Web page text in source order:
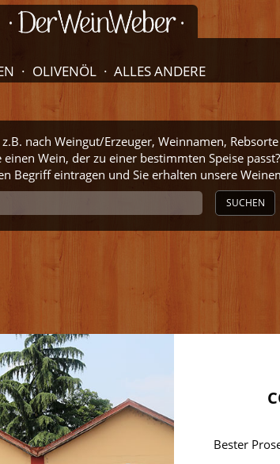
OLIVENÖL ALLES ANDERE
nach Weingut/Erzeuger, Weinnamen,
einen Wein, der zu einer bestimmten Speise passt?
Begriff eintragen und Sie erhalten unsere
SUCHEN
Bester